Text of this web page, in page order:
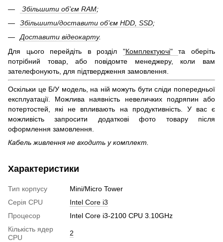
Збільшити об’єм RAM;
Збільшити/доставити об’єм HDD, SSD;
Доставити відеокарту.
Для цього перейдіть в розділ "Комплектуючі"та оберіть
потрібний товар, або повідомте менеджеру, коли вам
зателефонують, для підтвердження замовлення.
Оскільки це Б/У модель, на ній можуть бути сліди попередньої
експлуатації. Можлива наявність невеличких подряпин або
потертостей, які не впливають на продуктивність. У вас є
можливість запросити додаткові фото товару після
оформлення замовлення.
Кабель живлення не входить у комплект.
Характеристики
Тип корпусу
Mini/Micro Tower
Серія CPU
Intel Core i3
Процесор
Intel Core i3-2100 CPU 3.10GHz
Кількість ядер
CPU
2